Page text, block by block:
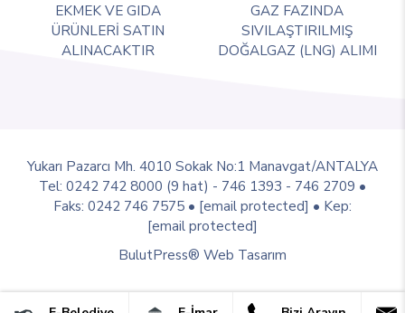
EKMEK VE GIDA
ÜRÜNLERİ SATIN
ALINACAKTIR
GAZ FAZINDA
SIVILAŞTIRILMIŞ
DOĞALGAZ (LNG) ALIMI
Yukarı Pazarcı Mh. 4010 Sokak No:1 Manavgat/ANTALYA
Tel: 0242 742 8000 (9 hat) - 746 1393 - 746 2709 •
Faks: 0242 746 7575 • [email protected] • Kep:
[email protected]
BulutPress® Web Tasarım